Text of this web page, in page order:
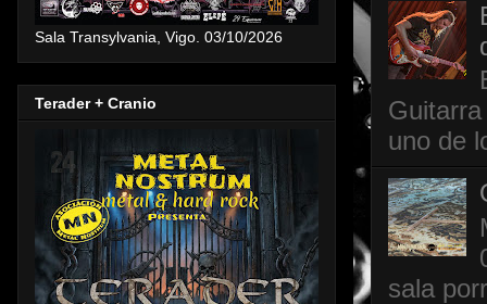
uno de
sala
Sala Transylvania, Vigo. 03/10/2026
Terader + Cranio